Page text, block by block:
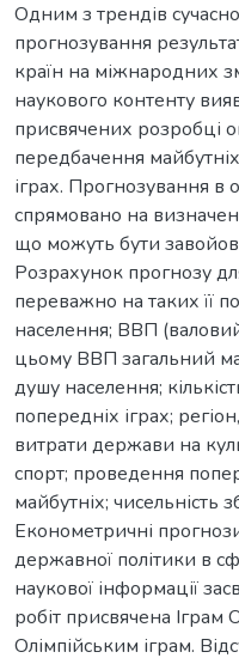
Одним з трендів
прогнозування
країн на міжнародних
наукового контенту
присвячених розробці
передбачення
іграх. Прогнозування в
спрямовано на
що можуть бути
Розрахунок прогнозу
переважно на таких її
населення; ВВП
цьому ВВП загальний
душу населення;
попередніх іграх;
витрати держави на
спорт; проведення
майбутніх; чисельність
Економетричні
державної політики в
наукової інформації
робіт присвячена Іграм
Олімпійським іграм.